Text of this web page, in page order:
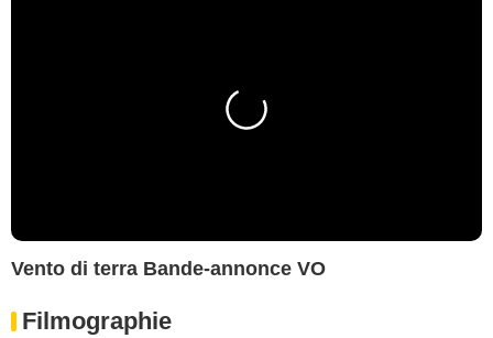
Vento di terra Bande-annonce VO
Filmographie